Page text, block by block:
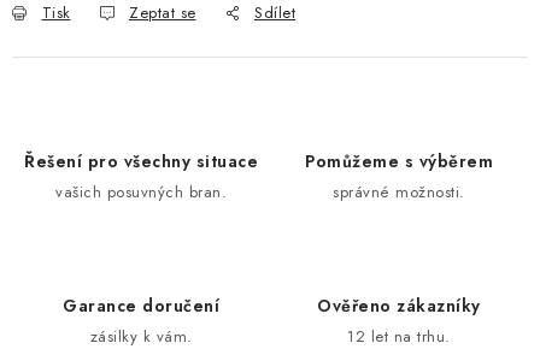
Tisk Zeptat se Sdílet
Řešení pro všechny situace
vašich posuvných bran.
Pomůžeme s výběrem
správné možnosti.
Garance doručení
zásilky k vám.
Ověřeno zákazníky
12 let na trhu.